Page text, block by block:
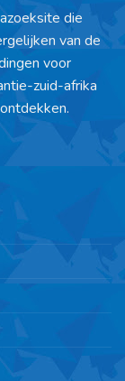
die
van de
voor
zuid-afrika